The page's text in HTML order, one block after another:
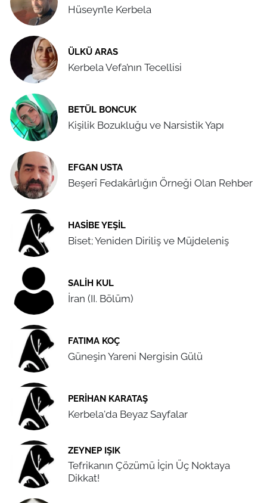
Hüseyn’le Kerbela
ÜLKÜ ARAS
Kerbela Vefa’nın Tecellisi
BETÜL BONCUK
Kişilik Bozukluğu ve Narsistik Yapı
EFGAN USTA
Beşerî Fedakârlığın Örneği Olan Rehber
HASIBE YEŞIL
Biset; Yeniden Diriliş ve Müjdeleniş
SALIH KUL
İran (II. Bölüm)
FATIMA KOÇ
Güneşin Yareni Nergisin Gülü
PERIHAN KARATAŞ
Kerbela'da Beyaz Sayfalar
ZEYNEP IŞIK
Tefrikanın Çözümü İçin Üç Noktaya
Dikkat!